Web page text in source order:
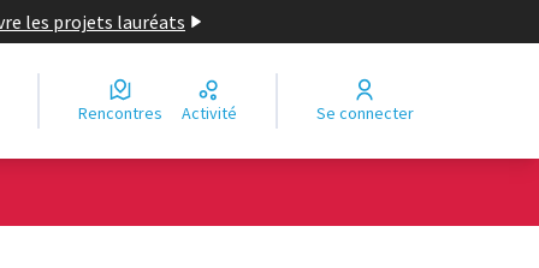
les projets lauréats
Rencontres Activité Se connecter